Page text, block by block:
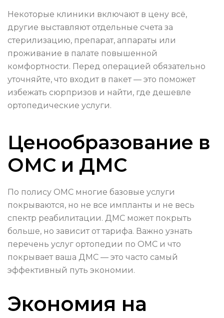
Некоторые клиники включают в цену всё,
другие выставляют отдельные счета за
стерилизацию, препарат, аппараты или
проживание в палате повышенной
комфортности. Перед операцией обязательно
уточняйте, что входит в пакет — это поможет
избежать сюрпризов и найти, где дешевле
ортопедические услуги.
Ценообразование в
ОМС и ДМС
По полису ОМС многие базовые услуги
покрываются, но не все импланты и не весь
спектр реабилитации. ДМС может покрыть
больше, но зависит от тарифа. Важно узнать
перечень услуг ортопедии по ОМС и что
покрывает ваша ДМС — это часто самый
эффективный путь экономии.
Экономия на